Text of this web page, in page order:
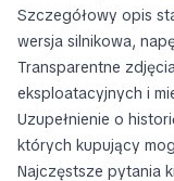
Szczegółowy opis
wersja silnikowa,
Transparentne
eksploatacyjnych i
Uzupełnienie o
których kupujący
Najczęstsze pytania